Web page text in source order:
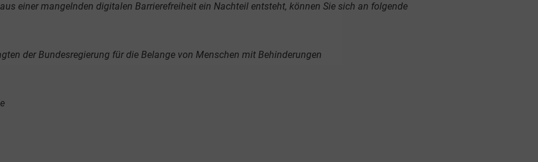
einer mangelnden digitalen Barrierefreiheit ein Nachteil entsteht, können Sie sich an folgende
der Bundesregierung für die Belange von Menschen mit Behinderungen